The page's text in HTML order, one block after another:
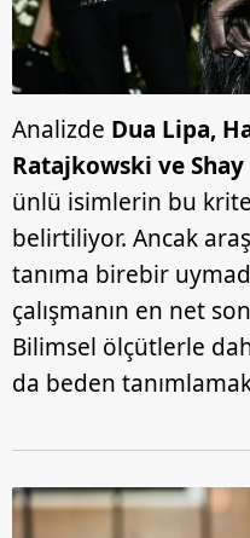
Analizde Dua Lipa,
Ratajkowski ve
ünlü isimlerin bu
belirtiliyor. Ancak
tanıma birebir
çalışmanın en net
Bilimsel ölçütlerle
da beden